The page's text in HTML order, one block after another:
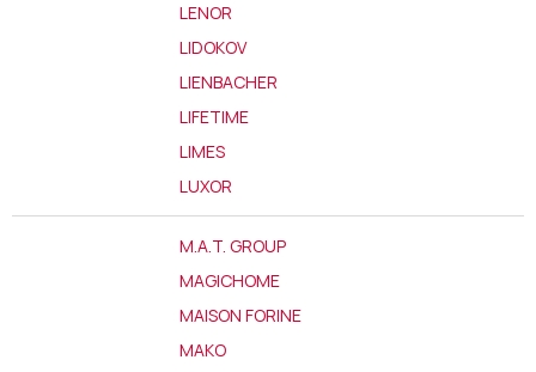
LENOR
LIDOKOV
LIENBACHER
LIFETIME
LIMES
LUXOR
M.A.T. GROUP
MAGICHOME
MAISON FORINE
MAKO